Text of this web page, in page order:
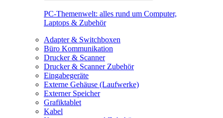
PC-Themenwelt: alles rund um Computer,
Laptops & Zubehör
Adapter & Switchboxen
Büro Kommunikation
Drucker & Scanner
Drucker & Scanner Zubehör
Eingabegeräte
Externe Gehäuse (Laufwerke)
Externer Speicher
Grafiktablet
Kabel